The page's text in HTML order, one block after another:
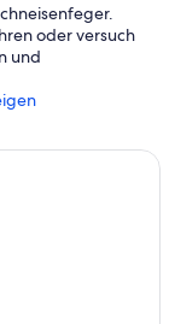
oder versuch
und